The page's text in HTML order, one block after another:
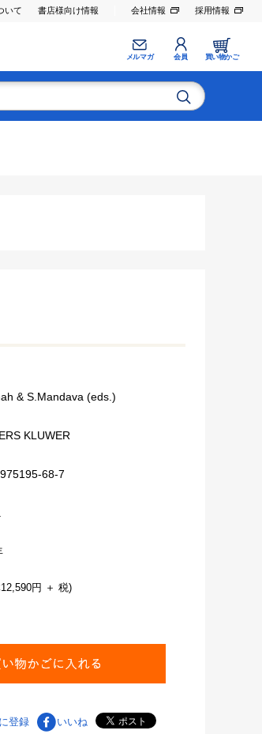
いて 書店様向け情報 会社情報 採用情報
メルマガ 会員 買い物かご
& S.Mandava (eds.)
KLUWER
68-7
円 ＋ 税)
登録 いいね